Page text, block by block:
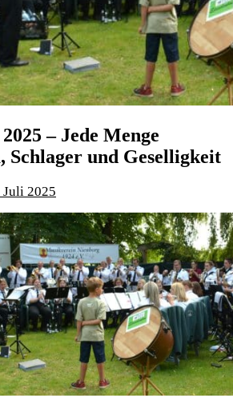
– Jede Menge
Schlager und Geselligkeit
Juli 2025